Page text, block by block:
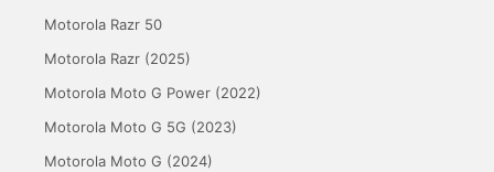
Motorola Razr 50
Motorola Razr (2025)
Motorola Moto G Power (2022)
Motorola Moto G 5G (2023)
Motorola Moto G (2024)